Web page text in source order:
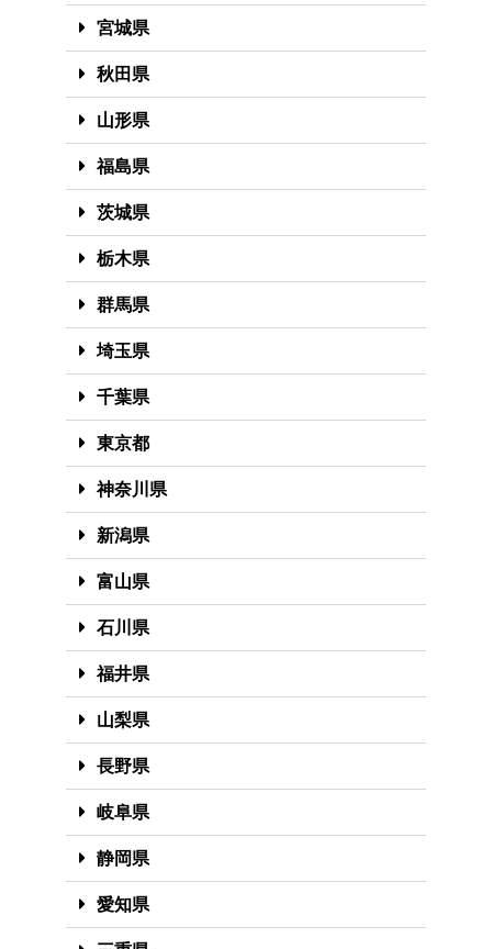
宮城県
秋田県
山形県
福島県
茨城県
栃木県
群馬県
埼玉県
千葉県
東京都
神奈川県
新潟県
富山県
石川県
福井県
山梨県
長野県
岐阜県
静岡県
愛知県